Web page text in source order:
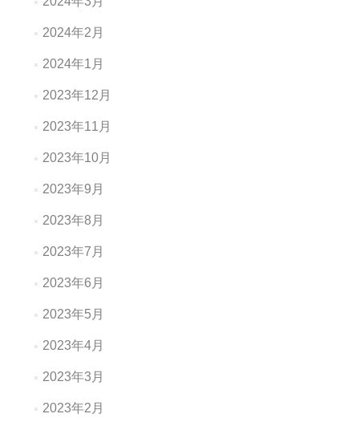
2024年2月
2024年1月
2023年12月
2023年11月
2023年10月
2023年9月
2023年8月
2023年7月
2023年6月
2023年5月
2023年4月
2023年3月
2023年2月